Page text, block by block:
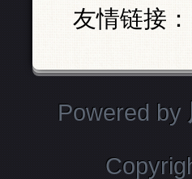
友情链接：
Powered by